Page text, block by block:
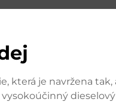
která je navržena tak,